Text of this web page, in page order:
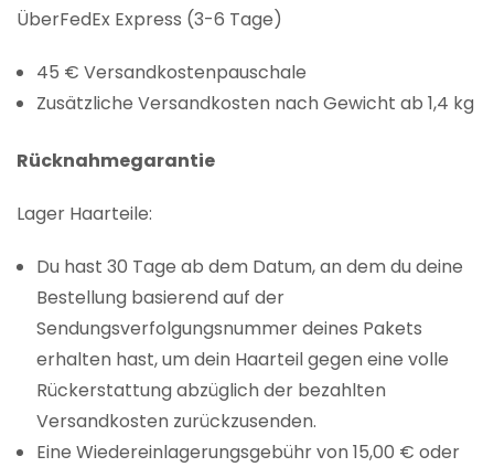
ÜberFedEx Express (3-6 Tage)
45 € Versandkostenpauschale
Zusätzliche Versandkosten nach Gewicht ab 1,4 kg
Rücknahmegarantie
Lager Haarteile:
Du hast 30 Tage ab dem Datum, an dem du deine
Bestellung basierend auf der
Sendungsverfolgungsnummer deines Pakets
erhalten hast, um dein Haarteil gegen eine volle
Rückerstattung abzüglich der bezahlten
Versandkosten zurückzusenden.
Eine Wiedereinlagerungsgebühr von 15,00 € oder